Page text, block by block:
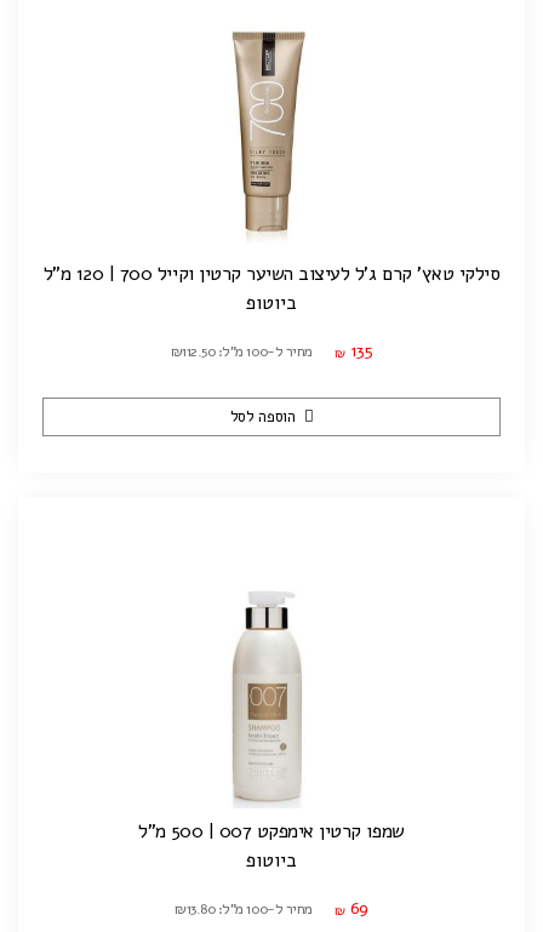
סילקי טאץ' קרם ג'ל לעיצוב השיער קרטין וקייל 700 | 120 מ"ל
ביוטופ
₪ 135 מחיר ל-100 מ"ל: ₪112.50
הוספה לסל
שמפו קרטין אימפקט 007 | 500 מ"ל
ביוטופ
₪ 69 מחיר ל-100 מ"ל: ₪13.80